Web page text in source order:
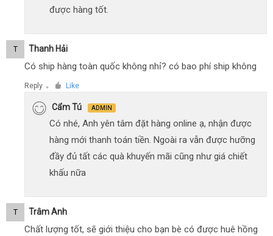
được hàng tốt.
T Thanh Hải
Có ship hàng toàn quốc không nhỉ? có bao phí ship không
Reply ● Like
Cẩm Tú ADMIN
Có nhé, Anh yên tâm đặt hàng online ạ, nhận được
hàng mới thanh toán tiền. Ngoài ra vẫn được hưỡng
đầy đủ tất các quà khuyến mãi cũng như giá chiết
khấu nữa
T Trâm Anh
Chất lượng tốt, sẽ giới thiệu cho bạn bè có được huê hồng